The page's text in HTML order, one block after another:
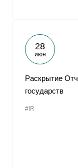
28
июн
Раскрытие
государств
#IR